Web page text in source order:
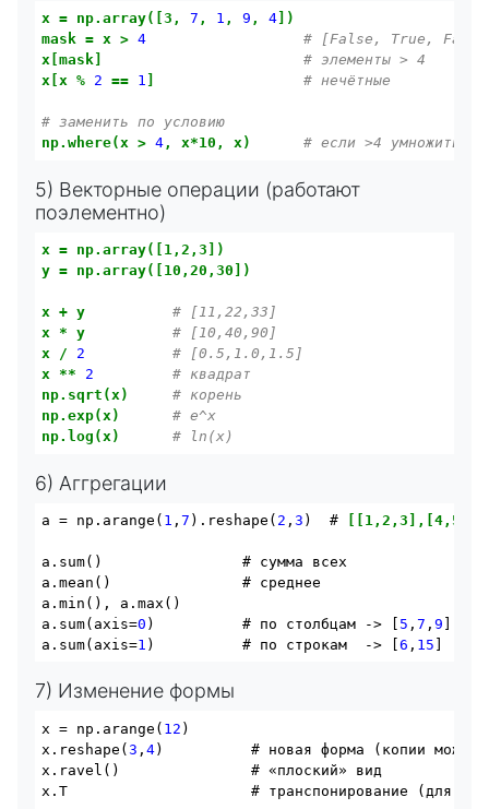
x = np.array([3, 7 , 1 , 9 , 4 ])
mask = x > 4
# [False, True,
x[mask]
# элементы > 4
x[x % 2 == 1 # нечётные
# заменить по условию
np.where(x > 4, x*10, x) # если >4 умножить
5) Векторные операции (работают
поэлементно)
x = np.array([1,2,3])
y = np.array([10,20,30])
x + y
# [11,22,33]
x * y
# [10,40,90]
x / 2
# [0.5,1.0,1.5]
x ** 2
# квадрат
np.sqrt(x)
# корень
np.exp(x)
# e^x
np.log(x)
# ln(x)
6) Аггрегации
a = np.arange( 1 ,7 ).reshape( 2 ,3 )  #
a.sum()                # сумма всех
a.mean()               # среднее
a.min (), a.max ()
a.sum(axis=0 )          # по столбцам -> [ 5 ,7 ,9
a.sum(axis=1 )          # по строкам  -> [6 , 15
7) Изменение формы
x = np.arange( 12 )
x.reshape(3 ,4)          # новая форма (копии может
x.ravel()               # «плоский» вид
x.T                     # транспонирование (для